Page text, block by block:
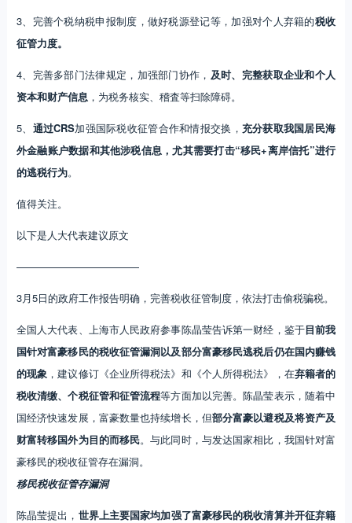
3、完善个税纳税申报制度，做好税源登记等，加强对个人弃籍的税收
征管力度。
4、完善多部门法律规定，加强部门协作， 及时、完整获取企业和个人
资本和财产信息，为税务核实、稽査等扫除障碍。
5、 通过CRS加强国际税收征管合作和情报交换， 充分获取我国居民海
外金融账户数据和其他涉税信息，尤其需要打击“移民+离岸信托”进行
的逃税行为。
值得关注。
以下是人大代表建议原文
————————————
3月5日的政府工作报告明确，完善税收征管制度，依法打击偷税骗税。
全国人大代表、上海市人民政府参事陈晶莹告诉第一财经，鉴于目前我
国针对富豪移民的税收征管漏洞以及部分富豪移民逃税后仍在国内赚钱
的现象 ，建议修订《企业所得税法》和《个人所得税法》，在弃籍者的
税收清缴、个税征管和征管流程等方面加以完善。陈晶莹表示，随着中
国经济快速发展，富豪数量也持续增长，但部分富豪以避税及将资产及
财富转移国外为目的而移民。与此同时，与发达国家相比，我国针对富
豪移民的税收征管存在漏洞。
移民税收征管存漏洞
陈晶莹提出， 世界上主要国家均加强了富豪移民的税收清算并开征弃籍